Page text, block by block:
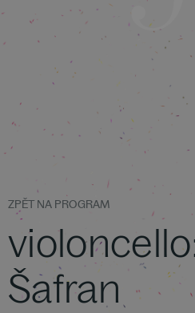
ZPĚT NA PROGRAM
Šafran